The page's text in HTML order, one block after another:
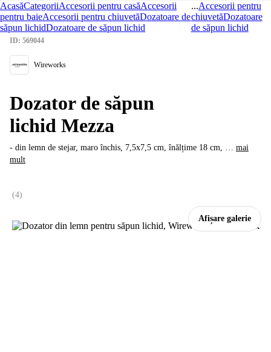
AcasăCategoriiAccesorii pentru casăAccesorii
pentru baieAccesorii pentru chiuvetăDozatoare de
săpun lichidDozatoare de săpun lichid
...Accesorii pentru
chiuvetăDozatoare
de săpun lichid
Afișare galerie
ID: 569044
Wireworks
Dozator de săpun
lichid Mezza
- din lemn de stejar, maro închis, 7,5x7,5 cm, înălțime 18 cm, … mai
mult
(4)